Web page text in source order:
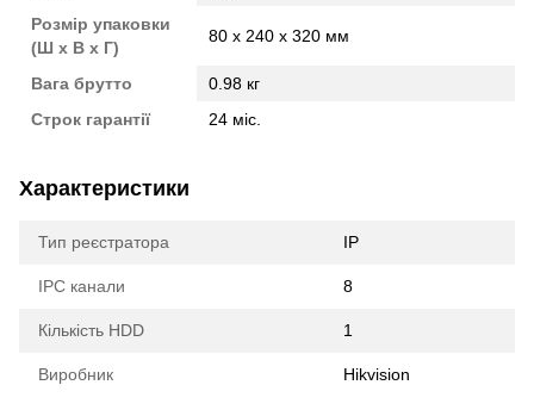
Розмір упаковки
(Ш х В х Г)
80 x 240 x 320 мм
Вага брутто
0.98 кг
Строк гарантії
24 міс.
Характеристики
Тип реєстратора IP
IPC канали 8
Кількість HDD 1
Виробник Hikvision